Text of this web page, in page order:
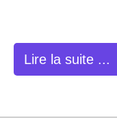
Lire la suite ...